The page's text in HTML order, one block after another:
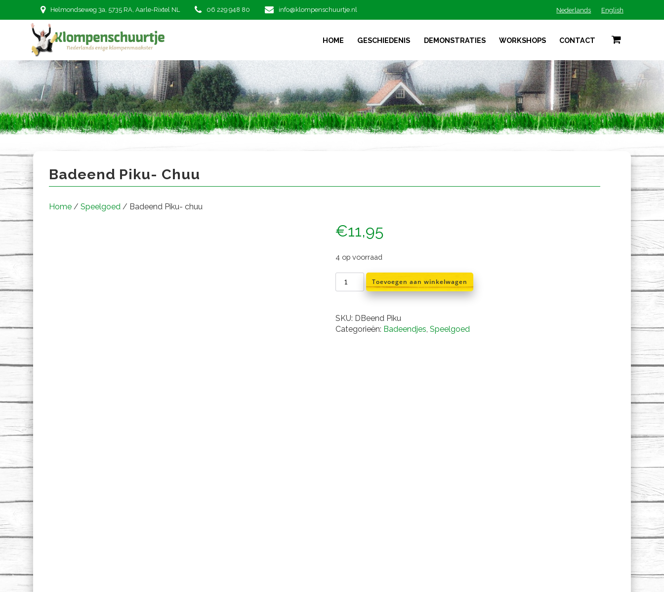
Helmondseweg 3a, 5735 RA, Aarle-Rixtel NL 06 229 948 80 info@klompenschuurtje.nl Nederlands English
HOME GESCHIEDENIS DEMONSTRATIES WORKSHOPS CONTACT
Badeend Piku- chuu
Badeend Piku- Chuu
Home /Speelgoed / Badeend Piku- chuu
€11,95
4 op voorraad
Badeend
Piku-
Toevoegen aan winkelwagen
SKU: DBeend Piku
Categorieën: Badeendjes,Speelgoed